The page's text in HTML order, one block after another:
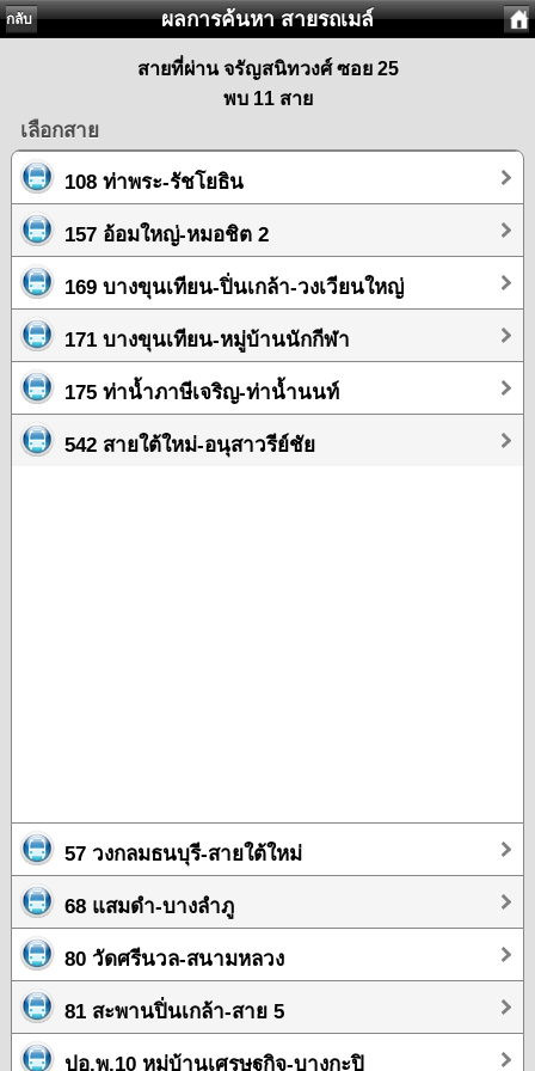
กลับ ผลการค้นหา สายรถเมล์
สายที่ผ่าน จรัญสนิทวงศ์ ซอย 25
พบ 11 สาย
เลือกสาย
108 ท่าพระ-รัชโยธิน
157 อ้อมใหญ่-หมอชิต 2
169 บางขุนเทียน-ปิ่นเกล้า-วงเวียนใหญ่
171 บางขุนเทียน-หมู่บ้านนักกีฬา
175 ท่าน้ำภาษีเจริญ-ท่าน้ำนนท์
542 สายใต้ใหม่-อนุสาวรีย์ชัย
57 วงกลมธนบุรี-สายใต้ใหม่
68 แสมดำ-บางลำภู
80 วัดศรีนวล-สนามหลวง
81 สะพานปิ่นเกล้า-สาย 5
ปอ.พ.10 หมู่บ้านเศรษฐกิจ-บางกะปิ